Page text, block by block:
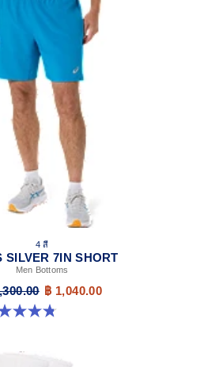
4 สี
SILVER 7IN SHORT
Men Bottoms
฿ 1,040.00